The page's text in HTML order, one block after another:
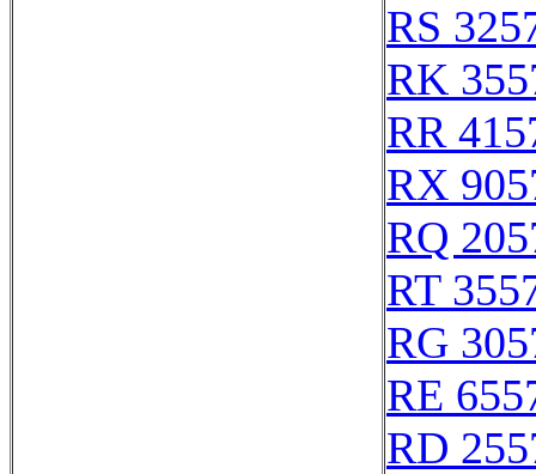
RS
RK
RR
RX
RQ
RT
RG
RE
RD